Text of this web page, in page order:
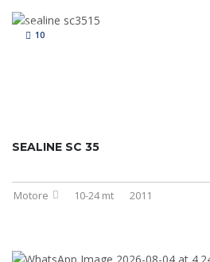
10
SEALINE SC 35
Motore 10-24 mt 2011